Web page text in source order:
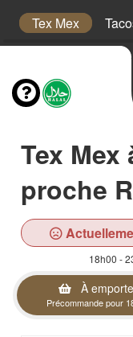
Tex Mex
Tex Mex
proche
18h00 -
À
Précommande pour